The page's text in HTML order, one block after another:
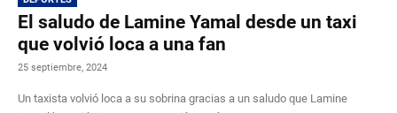
El saludo de Lamine Yamal desde un taxi
que volvió loca a una fan
25 septiembre, 2024
Un taxista volvió loca a su sobrina gracias a un saludo que Lamine